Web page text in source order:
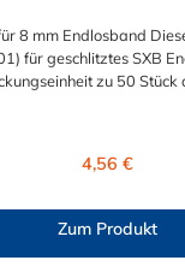
8 mm Endlosband
für geschlitztes SXB
zu 50 Stück
die Montage
Regulärer
4,56 €
Zum Produkt